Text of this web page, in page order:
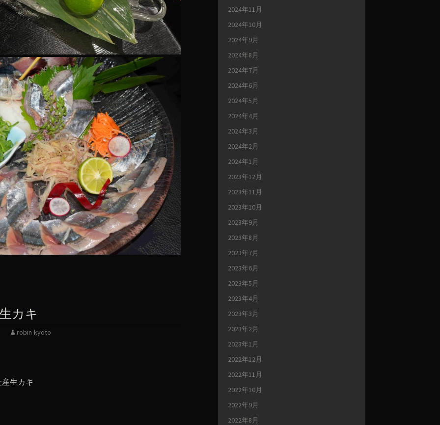
カキ
robin-kyoto
生カキ
2024年11月
2024年10月
2024年9月
2024年8月
2024年7月
2024年6月
2024年5月
2024年4月
2024年3月
2024年2月
2024年1月
2023年12月
2023年11月
2023年10月
2023年9月
2023年8月
2023年7月
2023年6月
2023年5月
2023年4月
2023年3月
2023年2月
2023年1月
2022年12月
2022年11月
2022年10月
2022年9月
2022年8月